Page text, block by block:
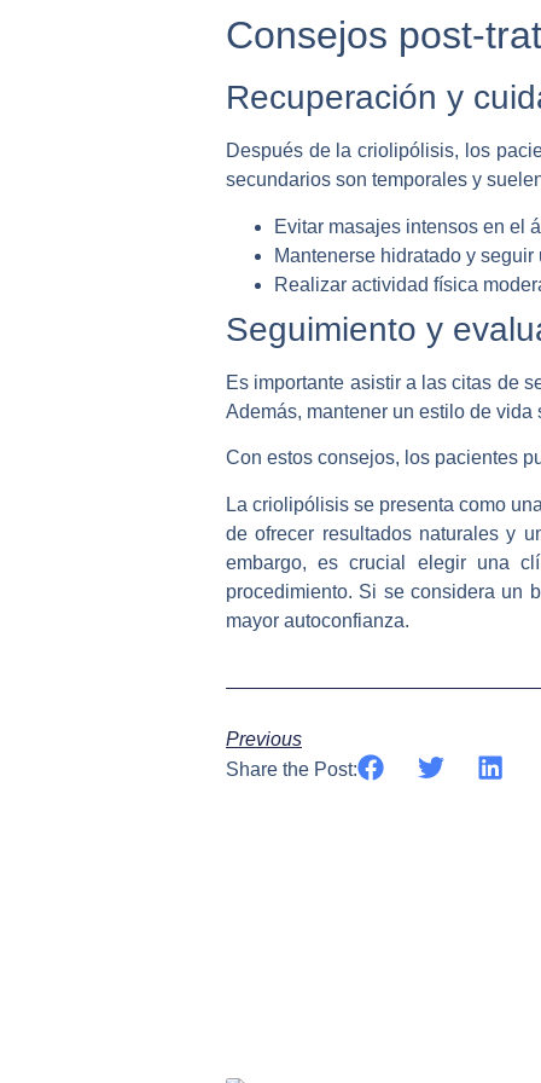
Consejos post-
Recuperación y
Después de la criolipólisis, los
secundarios son temporales y
Evitar masajes intensos en el
Mantenerse hidratado y
Realizar actividad física
Seguimiento y
Es importante asistir a las citas de
Además, mantener un estilo de
Con estos consejos, los pacientes
La criolipólisis se presenta como
de ofrecer resultados naturales y
embargo, es crucial elegir una
procedimiento. Si se considera un
mayor autoconfianza.
Previous
Share the Post: